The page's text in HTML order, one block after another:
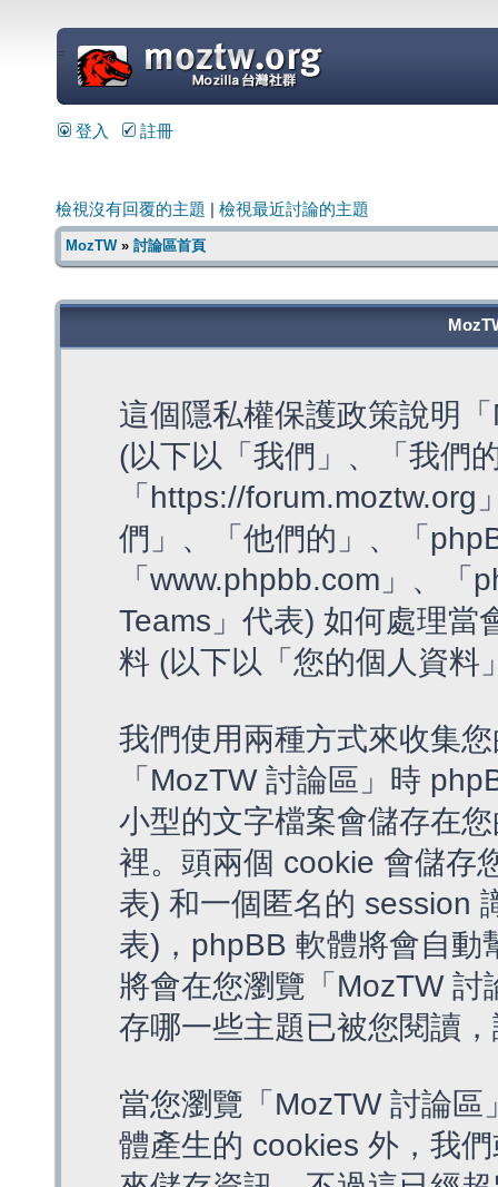
=
登入 註冊
檢視沒有回覆的主題 檢視最近討論的主題
MozTW» 討論區首頁
這個隱私權保護政策說明
(以下以「我們」、「我們
「https://
們」、「他們的」、「
「www.phpbb.com」、
Teams」代表) 如何處理當
料 (以下以「您的個人資料
我們使用兩種方式來收集
「MozTW 討論區」時
小型的文字檔案會儲存在
裡。頭兩個 cookie 會儲存
表) 和一個匿名的 session
表)，phpBB 軟體將會自動
將會在您瀏覽「MozTW
存哪一些主題已被您閱讀
當您瀏覽「MozTW 討論
體產生的 cookies 外，我